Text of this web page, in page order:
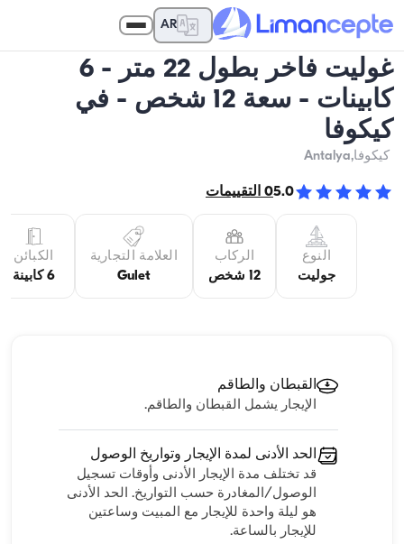
AR
غوليت فاخر بطول 22 متر - 6
كابينات - سعة 12 شخص - في
كيكوفا
كيكوفا,Antalya
5.0
0 التقييمات
النوع
جوليت
الركاب
12 شخص
العلامة التجارية
Gulet
الكبائن
6 كابينة
القبطان والطاقم
الإيجار يشمل القبطان والطاقم.
الحد الأدنى لمدة الإيجار وتواريخ الوصول
قد تختلف مدة الإيجار الأدنى وأوقات تسجيل
الوصول/المغادرة حسب التواريخ. الحد الأدنى
هو ليلة واحدة للإيجار مع المبيت وساعتين
للإيجار بالساعة.